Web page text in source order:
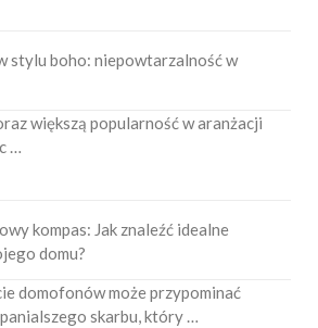
stylu boho: niepowtarzalność w
większą popularność w aranżacji
…
kompas: Jak znaleźć idealne
domu?
domofonów może przypominać
skarbu, który …